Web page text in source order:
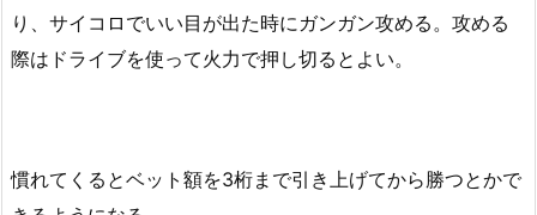
り、サイコロでいい目が出た時にガンガン攻める。攻める
際はドライブを使って火力で押し切るとよい。
慣れてくるとベット額を3桁まで引き上げてから勝つとかで